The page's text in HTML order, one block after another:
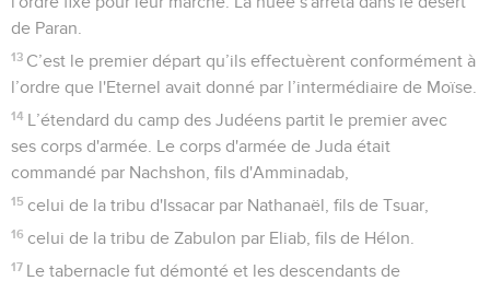
de Paran.
13 C’est le premier départ qu’ils effectuèrent conformément à
l’ordre que l'Eternel avait donné par l’intermédiaire de Moïse.
14 L’étendard du camp des Judéens partit le premier avec
ses corps d'armée. Le corps d'armée de Juda était
commandé par Nachshon, fils d'Amminadab,
15 celui de la tribu d'Issacar par Nathanaël, fils de Tsuar,
16 celui de la tribu de Zabulon par Eliab, fils de Hélon.
17 Le tabernacle fut démonté et les descendants de